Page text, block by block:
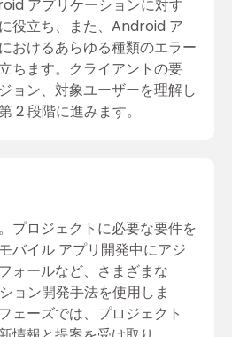
アプリケーションに対す
役立ち、また、Android ア
おけるあらゆる種類のエラー
ちます。クライアントの要
ョン、対象ユーザーを理解し
2 段階に進みます。
プロジェクトに必要な要件を
バイル アプリ開発中にアジ
ォールなど、さまざまな
ョン開発手法を使用しま
ェーズでは、プロジェクト